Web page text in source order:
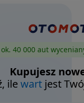
ok. 40 000 aut
Kupujesz
ilewart jest